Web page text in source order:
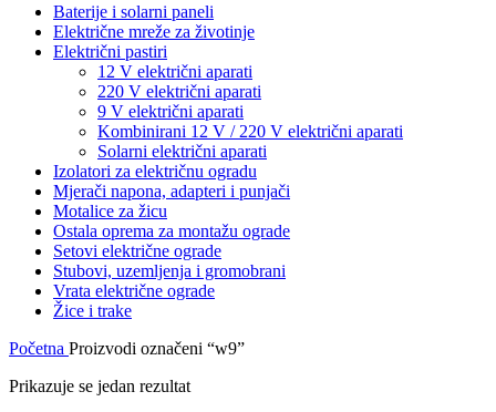
Baterije i solarni paneli
Električne mreže za životinje
Električni pastiri
12 V električni aparati
220 V električni aparati
9 V električni aparati
Kombinirani 12 V / 220 V električni aparati
Solarni električni aparati
Izolatori za električnu ogradu
Mjerači napona, adapteri i punjači
Motalice za žicu
Ostala oprema za montažu ograde
Setovi električne ograde
Stubovi, uzemljenja i gromobrani
Vrata električne ograde
Žice i trake
Početna Proizvodi označeni “w9”
Prikazuje se jedan rezultat